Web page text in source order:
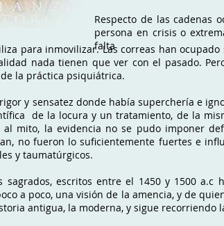
Respecto de las cadenas
persona en crisis o
falta
para inmovilizar. Las correas han
nada tienen que ver con el pasado.
la práctica psiquiátrica.
y sensatez donde había superchería e
de la locura y un tratamiento, de la
mito, la evidencia no se pudo imponer
no fueron lo suficientemente fuertes e
y taumatúrgicos.
sagrados, escritos entre el 1450 y 1500
a poco, una visión de la amencia, y de
antigua, la moderna, y sigue recorriendo